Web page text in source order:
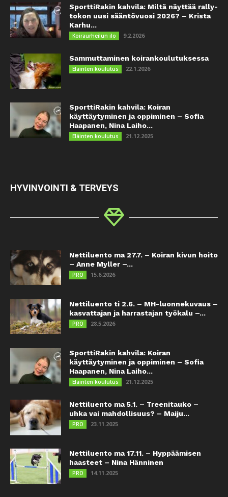
SporttiRakin kahvila: Miltä näyttää rally-
tokon uusi sääntövuosi 2026? – Krista
Karhu...
Koiraurheilun ilo 9.2.2026
Sammuttaminen koirankoulutuksessa
Eläinten koulutus 22.1.2026
SporttiRakin kahvila: Koiran
käyttäytyminen ja oppiminen – Sofia
Haapanen, Nina Laiho...
Eläinten koulutus 21.12.2025
HYVINVOINTI & TERVEYS
Nettiluento ma 27.7. – Koiran kivun hoito
– Anne Myller –...
PRO 15.6.2026
Nettiluento ti 2.6. – MH-luonnekuvaus –
kasvattajan ja harrastajan työkalu –...
PRO 28.5.2026
SporttiRakin kahvila: Koiran
käyttäytyminen ja oppiminen – Sofia
Haapanen, Nina Laiho...
Eläinten koulutus 21.12.2025
Nettiluento ma 5.1. – Treenitauko –
uhka vai mahdollisuus? – Maiju...
PRO 23.11.2025
Nettiluento ma 17.11. – Hyppäämisen
haasteet – Nina Hänninen
PRO 14.11.2025